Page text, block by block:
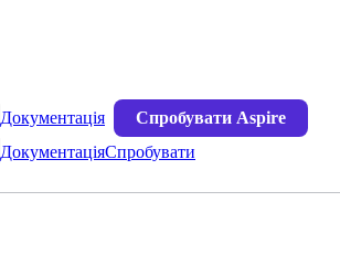
Документація Спробувати Aspire
ДокументаціяСпробувати